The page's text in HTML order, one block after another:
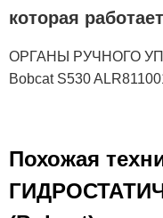
которая
ОРГАНЫ РУЧНОГО
Bobcat S530
Похожая